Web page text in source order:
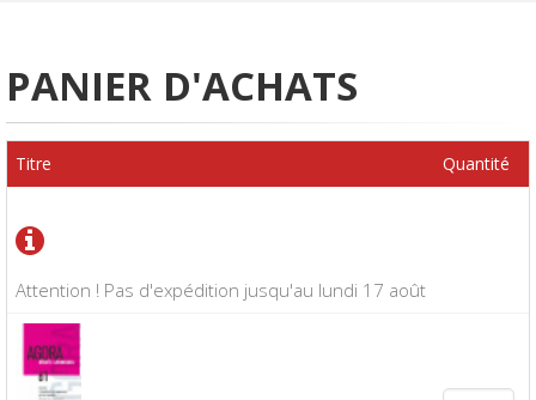
PANIER D'ACHATS
Attention ! Pas d'expédition jusqu'au lundi 17 août
Titre Quantité